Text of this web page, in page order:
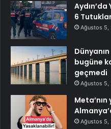
Aydın’da
6
Ağustos 5,
bugüne
geçmedi
Ağustos 5,
Ağustos 5,